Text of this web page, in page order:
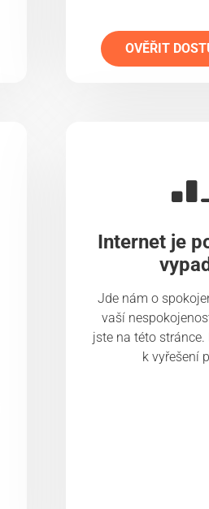
OVĚŘIT
Internet je
Jde nám o
vaší
jste na této
k vyřešení